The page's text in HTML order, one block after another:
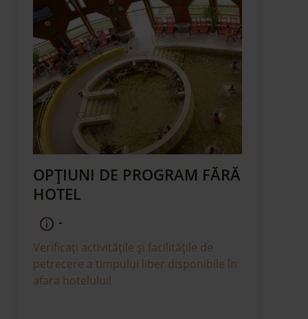
OPȚIUNI DE PROGRAM FĂRĂ
HOTEL
-
Verificați activitățile și facilitățile de
petrecere a timpului liber disponibile în
afara hotelului!